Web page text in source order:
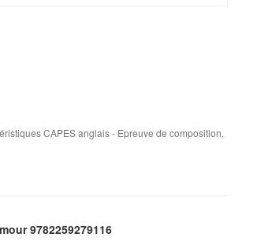
CAPES anglais - Epreuve de composition,
9782259279116